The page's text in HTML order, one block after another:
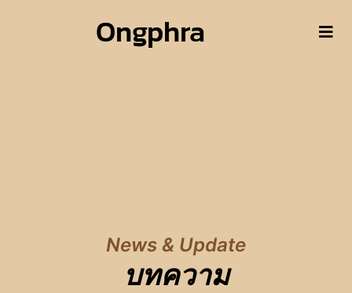
Ongphra
News & Update
บทความ